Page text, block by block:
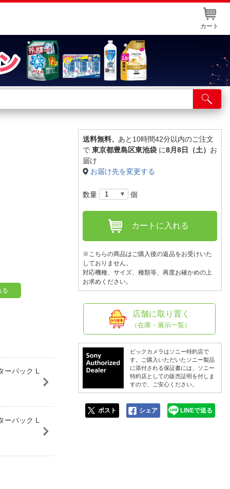
カート
舗サービス
ト取り置き
る
パック L
パック L
送料無料、 あと10時間42分以内のご注文
で 東京都豊島区東池袋 に8月8日（土） お
届け
お届け先を変更する
数量 個
カートに入れる
※こちらの商品はご購入後の返品をお受けいた
しておりません。
対応機種、サイズ、種類等、再度お確かめの上
お求めください。
店舗に取り置く
（在庫・展示一覧）
ビックカメラはソニー特約店で
す。ご購入いただいたソニー製品
に添付される保証書には、ソニー
特約店としての販売証明を付しま
すので、ご安心ください。
ポスト シェア LINEで送る